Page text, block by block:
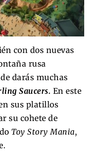
con dos nuevas
rusa
darás muchas
Saucers. En este
sus platillos
su cohete de
Toy Story Mania,